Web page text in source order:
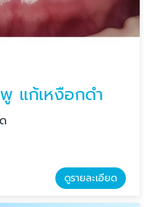
แก้เหงือกดำ
ดูรายละเอียด